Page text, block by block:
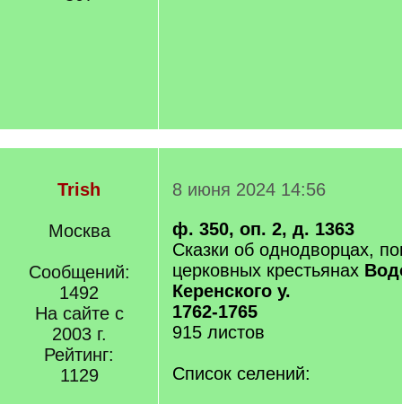
Trish
Москва
Сообщений:
1492
На сайте с
2003 г.
Рейтинг:
1129
8 июня 2024 14:56
ф. 350, оп. 2, д. 1363
Сказки об однодворцах,
церковных крестьянах
Керенского у.
1762-1765
915 листов
Список селений: